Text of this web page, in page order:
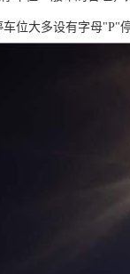
车位大多设有字母"P"